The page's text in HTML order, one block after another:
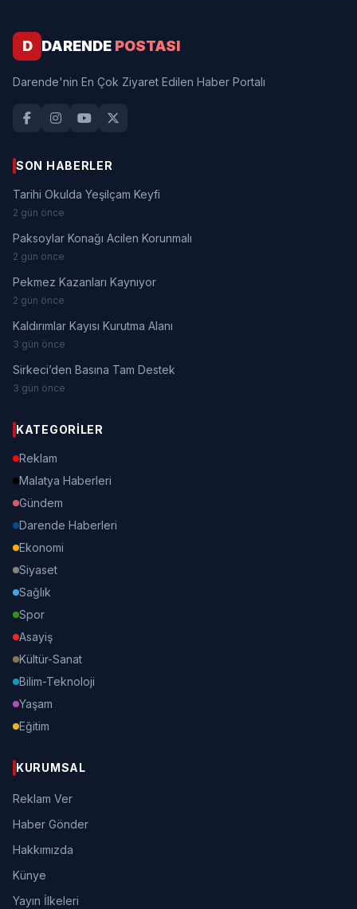
D DARENDE POSTASI
Darende'nin En Çok Ziyaret Edilen Haber Portalı
SON HABERLER
Tarihi Okulda Yeşilçam Keyfi
2 gün önce
Paksoylar Konağı Acilen Korunmalı
2 gün önce
Pekmez Kazanları Kaynıyor
2 gün önce
Kaldırımlar Kayısı Kurutma Alanı
3 gün önce
Sirkeci’den Basına Tam Destek
3 gün önce
KATEGORILER
Reklam
Malatya Haberleri
Gündem
Darende Haberleri
Ekonomi
Siyaset
Sağlık
Spor
Asayiş
Kültür-Sanat
Bilim-Teknoloji
Yaşam
Eğitim
KURUMSAL
Reklam Ver
Haber Gönder
Hakkımızda
Künye
Yayın İlkeleri